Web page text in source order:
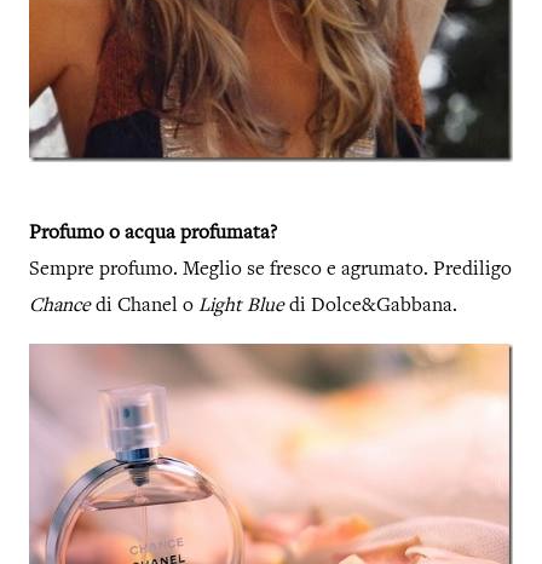
Profumo o acqua profumata?
Sempre profumo. Meglio se fresco e agrumato. Prediligo
Chancedi Chanel o Light Bluedi Dolce&Gabbana.